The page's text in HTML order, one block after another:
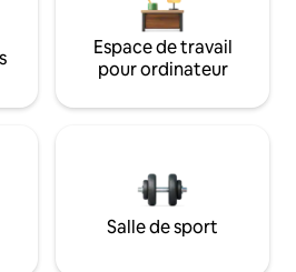
Espace de travail
pour ordinateur
Salle de sport